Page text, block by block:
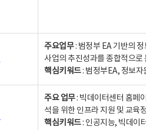
주요업무: 범정부 EA 기반의 정
사업의 추진성과를 종합적으로
핵심키워드: 범정부EA, 정보자
주요 업무: 빅데이터센터 홈페이
석을 위한 인프라 지원 및 교육정
핵심키워드: 인공지능, 빅데이터,